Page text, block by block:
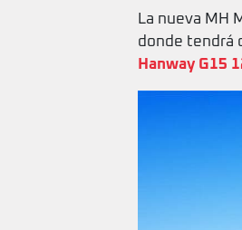
La nueva MH
donde tendrá
Hanway G15